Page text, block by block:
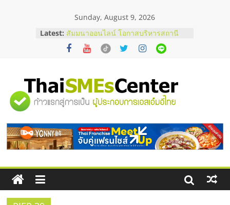
Sunday, August 9, 2026
Latest:
อยากหาเงินทุน เพิ่มสภาพคล่องให้ธุรกิจ
เริ่มยังไงให้ผ่านฉลุย
สัมมนาออนไลน์ โอกาสบริหารสถานี
บริการน้ำมัน Shell
ไชส์ ครั้งที่ 8
ร้านเครื่องเสียงคุณภาพสูง พร้อม
โซลูชันระบบภาพและเสียง
วิธีเลือกผู้ให้บริการให้คุ้มค่าและตอบ
โจทย์ธุรกิจ
"ศูนย์
รวม
ข้อมูล
ธุรกิจ